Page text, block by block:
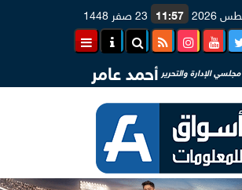
11:57 23 صفر 1448
الإدارة والتحرير أحمد عامر